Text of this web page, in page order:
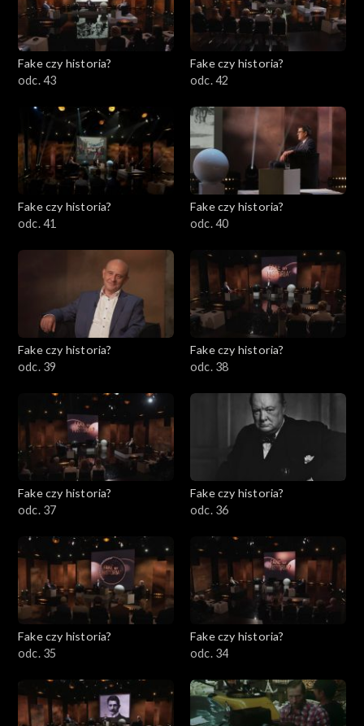
Fake czy historia?
odc. 43
Fake czy historia?
odc. 42
Fake czy historia?
odc. 41
Fake czy historia?
odc. 40
Fake czy historia?
odc. 39
Fake czy historia?
odc. 38
Fake czy historia?
odc. 37
Fake czy historia?
odc. 36
Fake czy historia?
odc. 35
Fake czy historia?
odc. 34